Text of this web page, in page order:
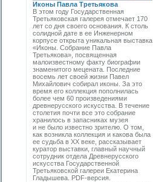
Иконы Павла Третьякова
В этом году Государственная
Третьяковская галерея отмечает 170
лет со дня своего основания. К столь
солидной дате в ее Инженерном
корпусе открыта уникальная выставка
«Иконы. Собрание Павла
Третьякова», посвященная
малоизвестному факту биографии
знаменитого мецената. Последние
восемь лет своей жизни Павел
Михайлович собирал иконы. За это
время его коллекция пополнилась
более чем 60 произведениями
древнерусского искусства. В течение
столетия почти все это собрание
хранилось в запасниках музея
и не было известно зрителю. О том,
как возникла коллекция и какова была
ее судьба в ХХ веке, рассказывает
куратор выставки, главный научный
сотрудник отдела Древнерусского
искусства Государственной
Третьяковской галереи Екатерина
Гладышева. PDF-версия.